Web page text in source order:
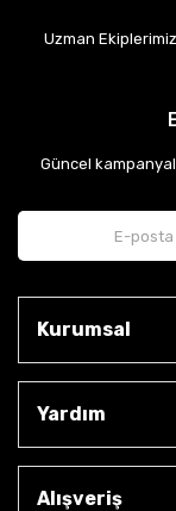
Uzman
Güncel
Kurumsal
Yardım
Alışveriş